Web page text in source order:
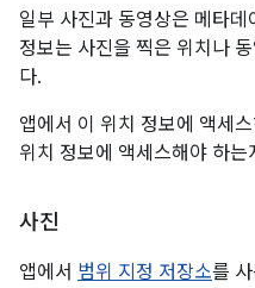
일부 사진과 동영상은 메타데
정보는 사진을 찍은 위치나
다.
앱에서 이 위치 정보에 액세
위치 정보에 액세스해야 하
사진
앱에서 범위 지정 저장소를